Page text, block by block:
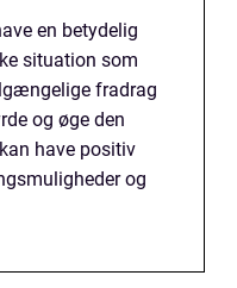
en betydelig
situation som
fradrag
og øge den
have positiv
og